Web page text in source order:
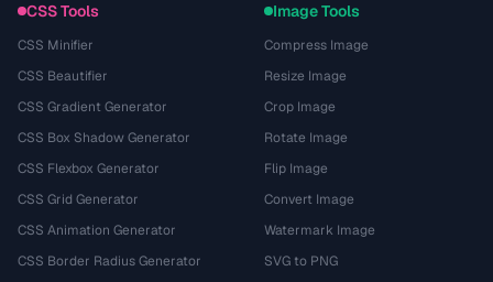
CSS Tools
CSS Minifier
CSS Beautifier
CSS Gradient Generator
CSS Box Shadow Generator
CSS Flexbox Generator
CSS Grid Generator
CSS Animation Generator
CSS Border Radius Generator
Image Tools
Compress Image
Resize Image
Crop Image
Rotate Image
Flip Image
Convert Image
Watermark Image
SVG to PNG